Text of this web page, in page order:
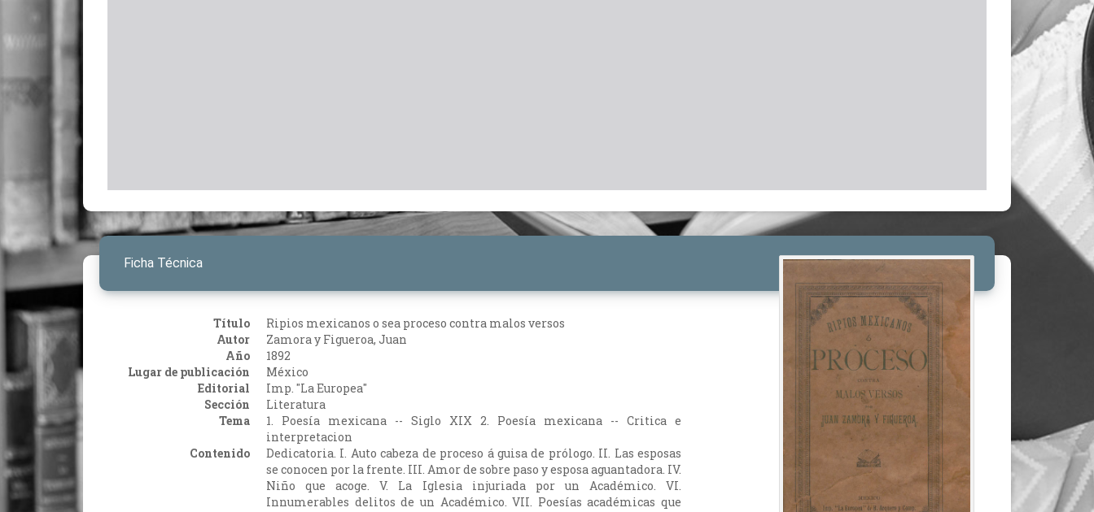
Ficha Técnica
Título
Ripios mexicanos o sea proceso contra malos versos
Autor
Zamora y Figueroa, Juan
Año
1892
Lugar de publicación
México
Editorial
Imp. "La Europea"
Sección
Literatura
Tema
1. Poesía mexicana -- Siglo XIX 2. Poesía mexicana -- Critica e
interpretacion
Contenido
Dedicatoria. I. Auto cabeza de proceso á guisa de prólogo. II. Las esposas
se conocen por la frente. III. Amor de sobre paso y esposa aguantadora. IV.
Niño que acoge. V. La Iglesia injuriada por un Académico. VI.
Innumerables delitos de un Académico. VII. Poesías académicas que